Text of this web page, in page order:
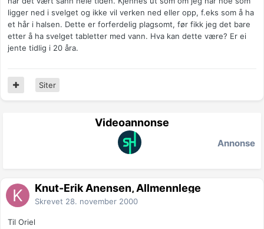
ligger ned i svelget og ikke vil verken ned eller opp, f.eks som å ha
et hår i halsen. Dette er forferdelig plagsomt, før fikk jeg det bare
etter å ha svelget tabletter med vann. Hva kan dette være? Er ei
jente tidlig i 20 åra.
Siter
Videoannonse
Annonse
Knut-Erik Ånensen, Allmennlege
Skrevet 28. november 2000
Til Oriel